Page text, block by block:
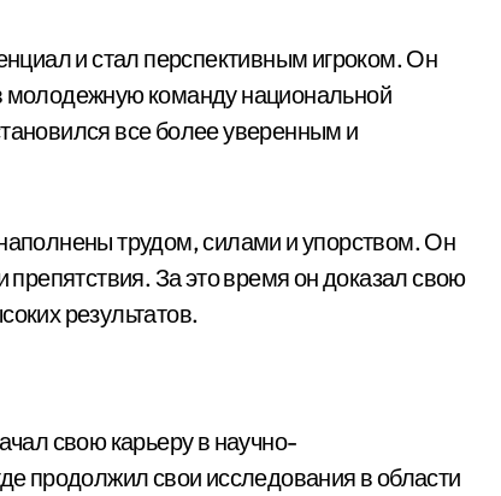
и стал перспективным игроком. Он
молодежную команду национальной
все более уверенным и
трудом, силами и упорством. Он
препятствия. За это время он доказал свою
результатов.
свою карьеру в научно-
продолжил свои исследования в области